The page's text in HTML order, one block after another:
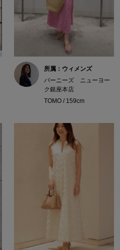
所属：ウィメンズ
バーニーズ ニューヨー
ク銀座本店
TOMO / 159cm